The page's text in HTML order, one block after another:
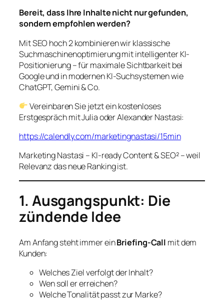
Bereit, dass Ihre Inhalte nicht nur gefunden,
sondern empfohlen werden?
MitSEO hoch 2kombinieren wir klassische
Suchmaschinenoptimierung mit intelligenter KI-
Positionierung – für maximale Sichtbarkeit bei
Googleundin modernen KI-Suchsystemen wie
ChatGPT, Gemini & Co.
Vereinbaren Sie jetzt ein kostenloses
Erstgespräch mit Julia oder Alexander Nastasi:
https://calendly.com/marketingnastasi/15min
Marketing Nastasi – KI-ready Content & SEO² – weil
Relevanz das neue Ranking ist.
1. Ausgangspunkt: Die
zündende Idee
Am Anfang steht immer einBriefing-Call mit dem
Kunden:
Welches Ziel verfolgt der Inhalt?
Wen soll er erreichen?
Welche Tonalität passt zur Marke?